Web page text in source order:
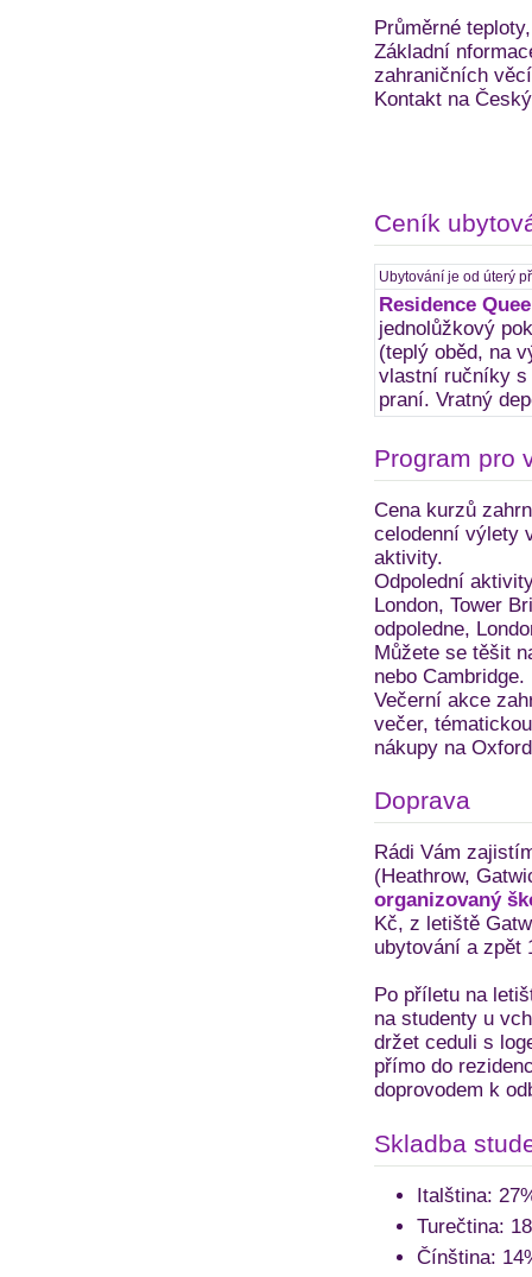
Průměrné
Základní
zahraničních
Kontakt na
Ceník
Ubytování je od úterý
Residence
jednolůžkový
(teplý oběd, na
vlastní ručníky s
praní. Vratný
Program pro
Cena kurzů
celodenní výlety
aktivity.
Odpolední
London, Tower
odpoledne,
Můžete se těšit
nebo Cambridge.
Večerní akce
večer,
nákupy na
Doprava
Rádi Vám
(Heathrow,
organizovaný
Kč, z letiště
ubytování a zpět
Po příletu na
na studenty u
držet ceduli s
přímo do
doprovodem k
Skladba
Italština:
Turečtina:
Čínština: